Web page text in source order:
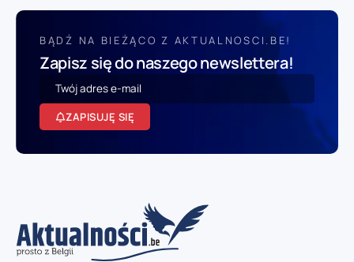
BĄDŹ NA BIEŻĄCO Z AKTUALNOSCI.BE!
Zapisz się do naszego newslettera!
ZAPISUJĘ SIĘ